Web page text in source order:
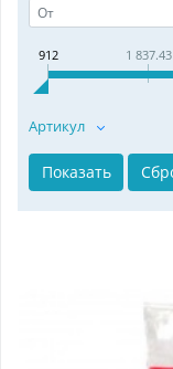
912 1 837.43
Артикул